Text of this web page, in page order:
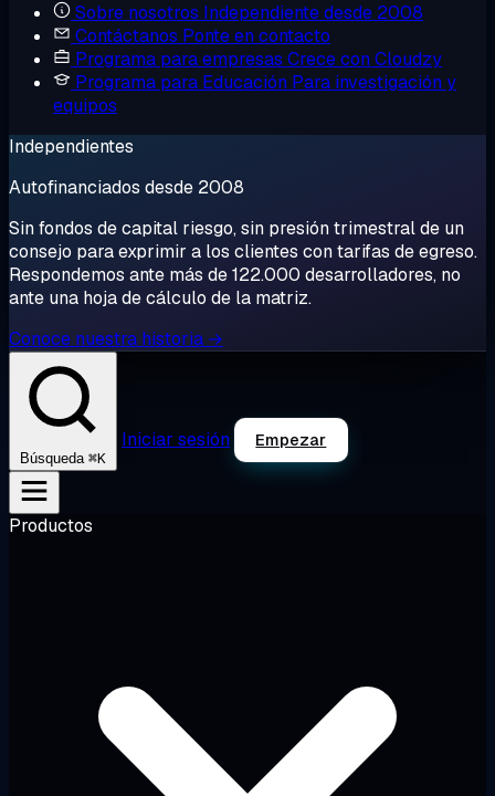
Sobre nosotros Independiente desde 2008
Contáctanos Ponte en contacto
Programa para empresas Crece con Cloudzy
Programa para Educación Para investigación y
equipos
Independientes
Autofinanciados desde 2008
Sin fondos de capital riesgo, sin presión trimestral de un
consejo para exprimir a los clientes con tarifas de egreso.
Respondemos ante más de 122.000 desarrolladores, no
ante una hoja de cálculo de la matriz.
Conoce nuestra historia →
Búsqueda ⌘K
Iniciar sesión Empezar
Productos